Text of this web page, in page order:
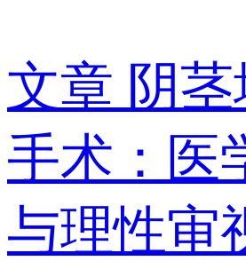
文章 阴
手术：医
与理性审